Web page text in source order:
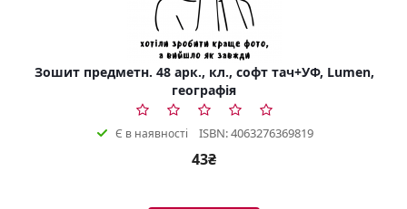
Зошит предметн. 48 арк., кл., софт тач+УФ, Lumen,
географія
Є в наявності ISBN: 4063276369819
43₴